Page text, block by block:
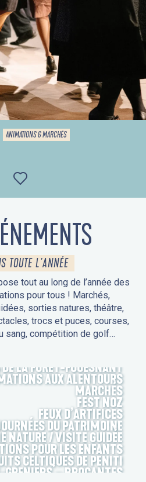
ANIMATIONS & MARCHÉS
Ajouter aux
TOUTE L'ANNÉE
tout au long de l’année des
pour tous ! Marchés,
sorties natures, théâtre,
trocs et puces, courses,
sang, compétition de golf…
LA FORÊT-FOUESNANT
AUX ALENTOURS
MARCHÉS
FEST NOZ
FEUX D’ARTIFICES
DU PATRIMOINE
NATURE / VISITE GUIDÉE
POUR LES ENFANTS
CELTIQUES DE PENITI
GRENIERS – BROCANTES